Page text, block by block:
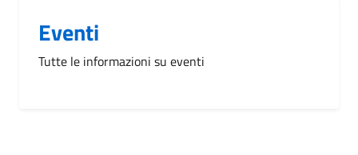
Eventi
Tutte le informazioni su eventi